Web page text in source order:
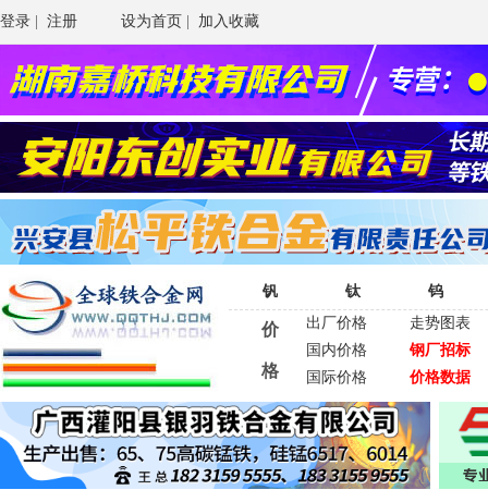
登录 注册 设为首页 加入收藏
钒 钛 钨
价
格
出厂价格
走势图表
国内价格
钢厂招标
国际价格
价格数据